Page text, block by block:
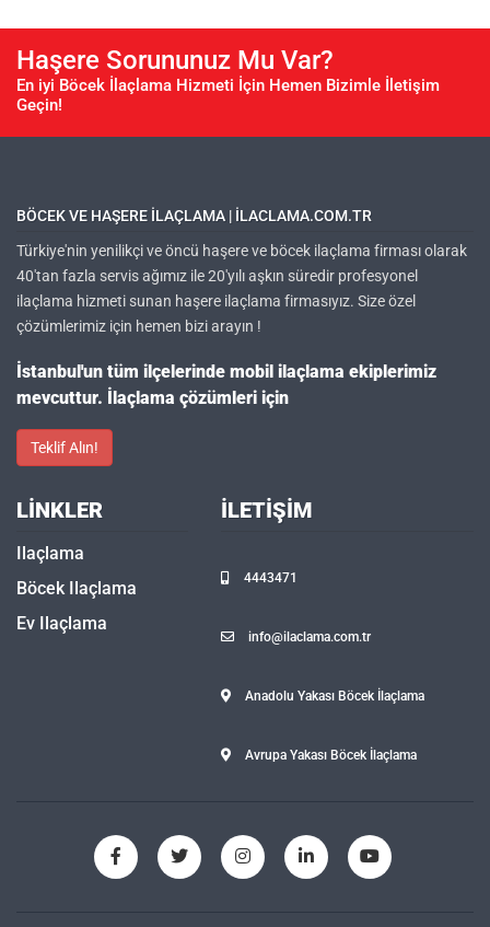
Haşere Sorununuz Mu Var?
En iyi Böcek İlaçlama Hizmeti İçin Hemen Bizimle İletişim
Geçin!
BÖCEK VE HAŞERE ILAÇLAMA | ILACLAMA.COM.TR
Türkiye'nin yenilikçi ve öncü haşere ve böcek ilaçlama firması olarak
40'tan fazla servis ağımız ile 20'yılı aşkın süredir profesyonel
ilaçlama hizmeti sunan haşere ilaçlama firmasıyız. Size özel
çözümlerimiz için hemen bizi arayın !
İstanbul'un tüm ilçelerinde mobil ilaçlama ekiplerimiz
mevcuttur. İlaçlama çözümleri için
Teklif Alın!
LINKLER
Ilaçlama
Böcek Ilaçlama
Ev Ilaçlama
İLETIŞIM
4443471
info@ilaclama.com.tr
Anadolu Yakası Böcek İlaçlama
Avrupa Yakası Böcek İlaçlama